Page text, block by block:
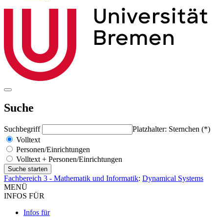
Suche
Suchbegriff
Platzhalter: Sternchen (*)
Volltext
Personen/Einrichtungen
Volltext + Personen/Einrichtungen
Fachbereich 3 - Mathematik und Informatik: Dynamical Systems
MENÜ
INFOS FÜR
Infos für